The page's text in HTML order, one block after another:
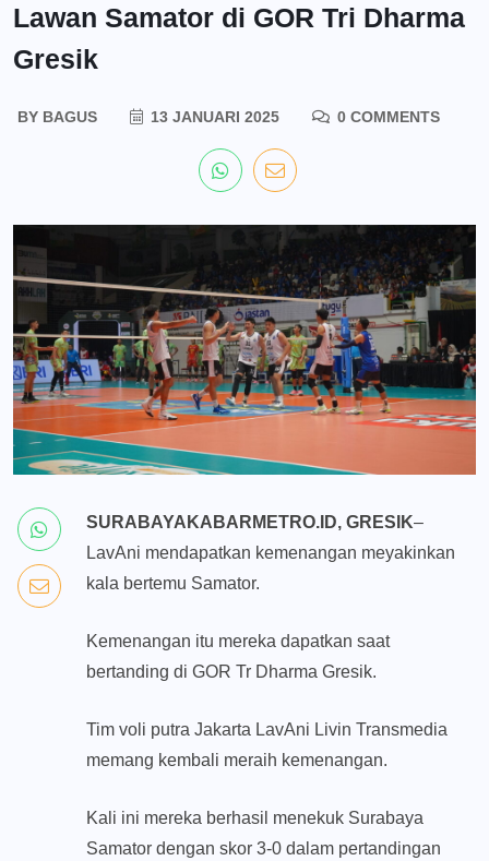
Lawan Samator di GOR Tri Dharma
Gresik
BYBAGUS 13 JANUARI 2025 0 COMMENTS
SURABAYAKABARMETRO.ID, GRESIK–
LavAni mendapatkan kemenangan meyakinkan
kala bertemu Samator.
Kemenangan itu mereka dapatkan saat
bertanding di GOR Tr Dharma Gresik.
Tim voli putra Jakarta LavAni Livin Transmedia
memang kembali meraih kemenangan.
Kali ini mereka berhasil menekuk Surabaya
Samator dengan skor 3-0 dalam pertandingan